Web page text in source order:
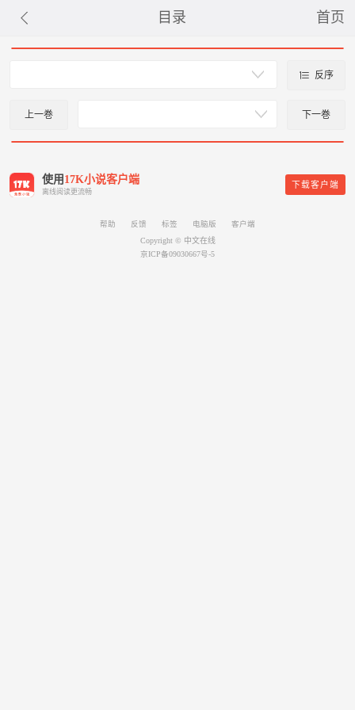
目录 首页
反序
上一巻 下一巻
使用 17K小说客户端
离线阅读更流畅
下载客户端
帮助 反馈 标签 电脑版
客户端
Copyright © 中文在线
京ICP备09030667号-5